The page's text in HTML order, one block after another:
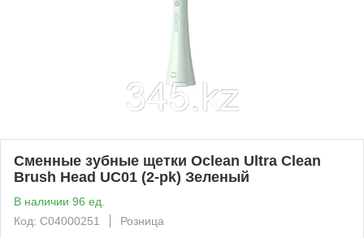
Сменные зубные щетки Oclean Ultra Clean
Brush Head UC01 (2-pk) Зеленый
В наличии 96 ед.
Код: С04000251
Розница